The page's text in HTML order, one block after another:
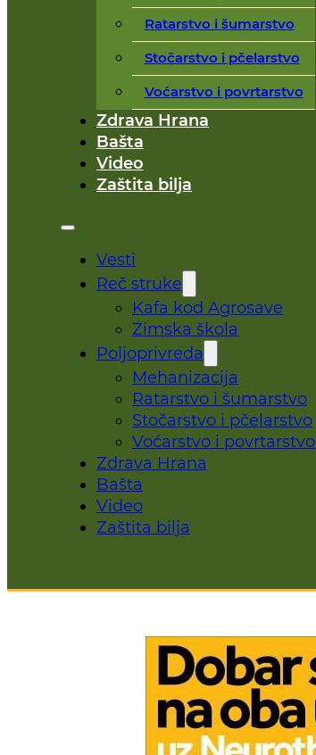
Ratarstvo i šumarstvo
Stočarstvo i pčelarstvo
Voćarstvo i povrtarstvo
Zdrava Hrana
Bašta
Video
Zaštita bilja
Vesti
Reč struke
Kafa kod Agrosave
Zimska škola
Poljoprivreda
Mehanizacija
Ratarstvo i šumarstvo
Stočarstvo i pčelarstvo
Voćarstvo i povrtarstvo
Zdrava Hrana
Bašta
Video
Zaštita bilja